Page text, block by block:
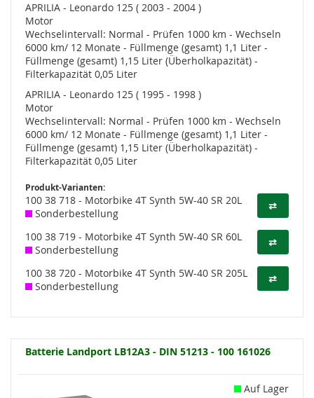
APRILIA - Leonardo 125 ( 2003 - 2004 )
Motor
Wechselintervall: Normal - Prüfen 1000 km - Wechseln
6000 km/ 12 Monate - Füllmenge (gesamt) 1,1 Liter -
Füllmenge (gesamt) 1,15 Liter (Überholkapazität) -
Filterkapazität 0,05 Liter
APRILIA - Leonardo 125 ( 1995 - 1998 )
Motor
Wechselintervall: Normal - Prüfen 1000 km - Wechseln
6000 km/ 12 Monate - Füllmenge (gesamt) 1,1 Liter -
Füllmenge (gesamt) 1,15 Liter (Überholkapazität) -
Filterkapazität 0,05 Liter
Produkt-Varianten:
⇄
100 38 718 - Motorbike 4T Synth 5W-40 SR 20L
Sonderbestellung
⇄
100 38 719 - Motorbike 4T Synth 5W-40 SR 60L
Sonderbestellung
⇄
100 38 720 - Motorbike 4T Synth 5W-40 SR 205L
Sonderbestellung
Batterie Landport LB12A3 - DIN 51213 - 100 161026
Auf Lager